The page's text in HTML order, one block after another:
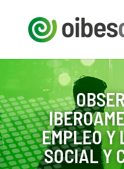
EMPLEO Y
SOCIAL Y